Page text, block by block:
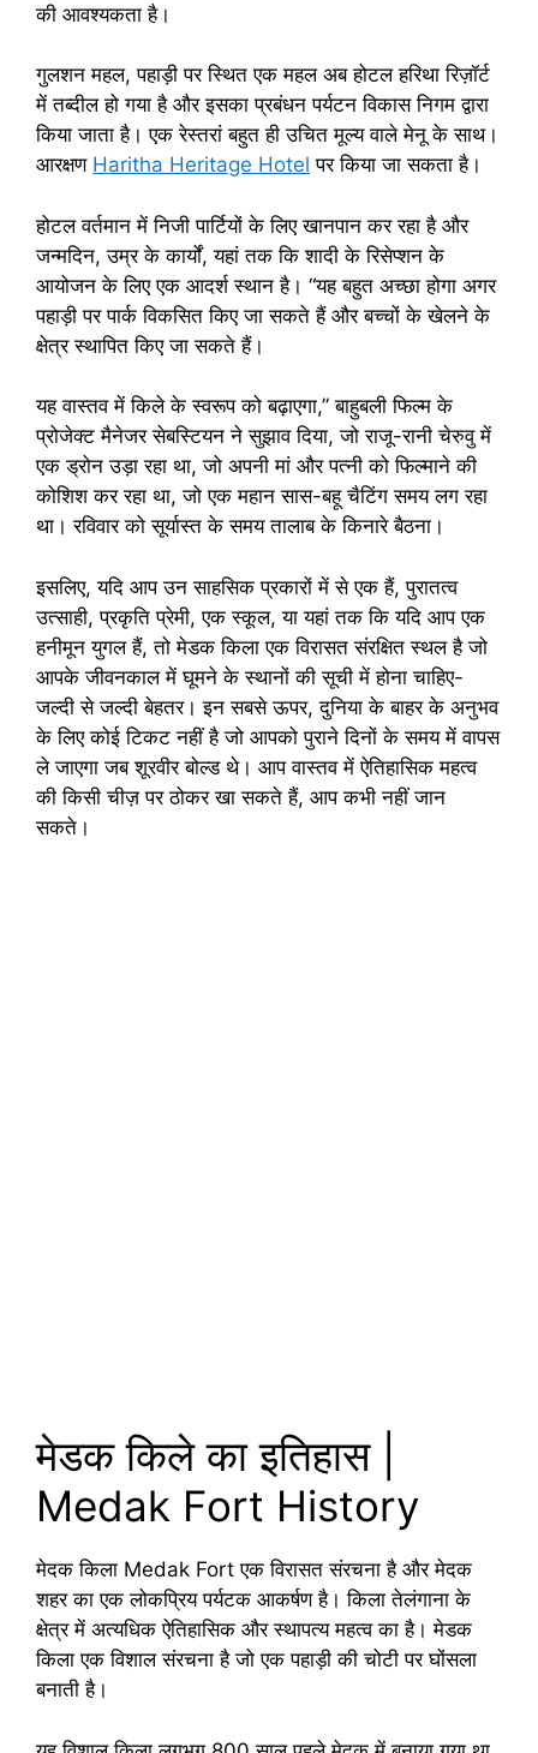
की आवश्यकता है।
गुलशन महल, पहाड़ी पर स्थित एक महल अब होटल हरिथा रिज़ॉर्ट
में तब्दील हो गया है और इसका प्रबंधन पर्यटन विकास निगम द्वारा
किया जाता है। एक रेस्तरां बहुत ही उचित मूल्य वाले मेनू के साथ।
आरक्षण Haritha Heritage Hotel पर किया जा सकता है।
होटल वर्तमान में निजी पार्टियों के लिए खानपान कर रहा है और
जन्मदिन, उम्र के कार्यों, यहां तक ​​​​कि शादी के रिसेप्शन के
आयोजन के लिए एक आदर्श स्थान है। “यह बहुत अच्छा होगा अगर
पहाड़ी पर पार्क विकसित किए जा सकते हैं और बच्चों के खेलने के
क्षेत्र स्थापित किए जा सकते हैं।
यह वास्तव में किले के स्वरूप को बढ़ाएगा,” बाहुबली फिल्म के
प्रोजेक्ट मैनेजर सेबस्टियन ने सुझाव दिया, जो राजू-रानी चेरुवु में
एक ड्रोन उड़ा रहा था, जो अपनी मां और पत्नी को फिल्माने की
कोशिश कर रहा था, जो एक महान सास-बहू चैटिंग समय लग रहा
था। रविवार को सूर्यास्त के समय तालाब के किनारे बैठना।
इसलिए, यदि आप उन साहसिक प्रकारों में से एक हैं, पुरातत्व
उत्साही, प्रकृति प्रेमी, एक स्कूल, या यहां तक ​​कि यदि आप एक
हनीमून युगल हैं, तो मेडक किला एक विरासत संरक्षित स्थल है जो
आपके जीवनकाल में घूमने के स्थानों की सूची में होना चाहिए-
जल्दी से जल्दी बेहतर। इन सबसे ऊपर, दुनिया के बाहर के अनुभव
के लिए कोई टिकट नहीं है जो आपको पुराने दिनों के समय में वापस
ले जाएगा जब शूरवीर बोल्ड थे। आप वास्तव में ऐतिहासिक महत्व
की किसी चीज़ पर ठोकर खा सकते हैं, आप कभी नहीं जान
सकते।
मेडक किले का इतिहास |
Medak Fort History
मेदक किला Medak Fort एक विरासत संरचना है और मेदक
शहर का एक लोकप्रिय पर्यटक आकर्षण है। किला तेलंगाना के
क्षेत्र में अत्यधिक ऐतिहासिक और स्थापत्य महत्व का है। मेडक
किला एक विशाल संरचना है जो एक पहाड़ी की चोटी पर घोंसला
बनाती है।